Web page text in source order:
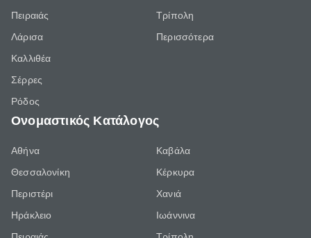
Πειραιάς
Λάρισα
Καλλιθέα
Σέρρες
Ρόδος
Τρίπολη
Περισσότερα
Ονομαστικός Κατάλογος
Αθήνα
Θεσσαλονίκη
Περιστέρι
Ηράκλειο
Καβάλα
Κέρκυρα
Χανιά
Ιωάννινα